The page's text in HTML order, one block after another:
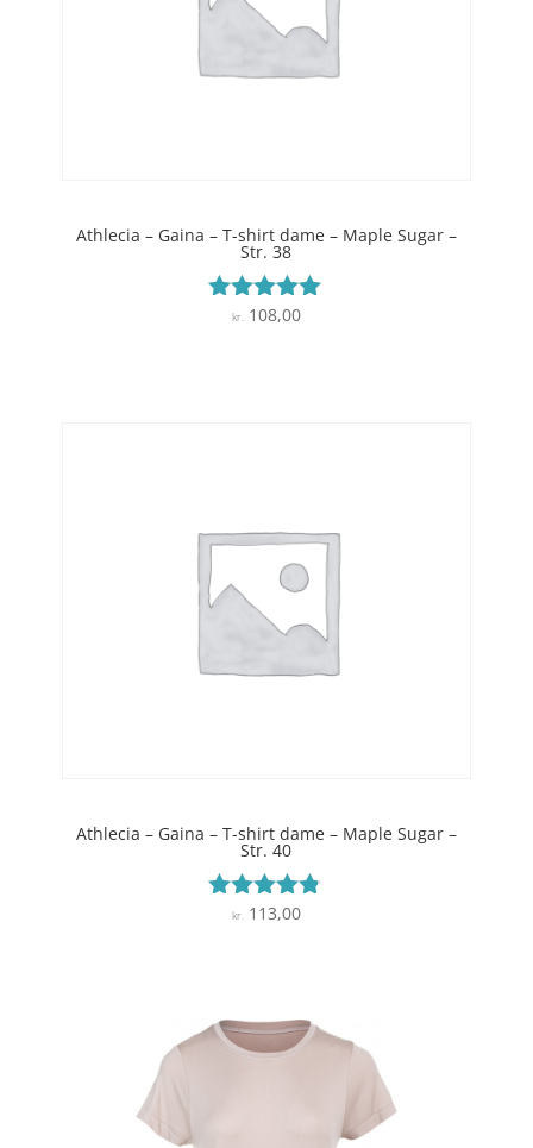
Athlecia – Gaina – T-shirt dame – Maple Sugar –
Str. 38
Vurderet
kr.108,00
Athlecia – Gaina – T-shirt dame – Maple Sugar –
Str. 40
Vurderet
kr.113,00